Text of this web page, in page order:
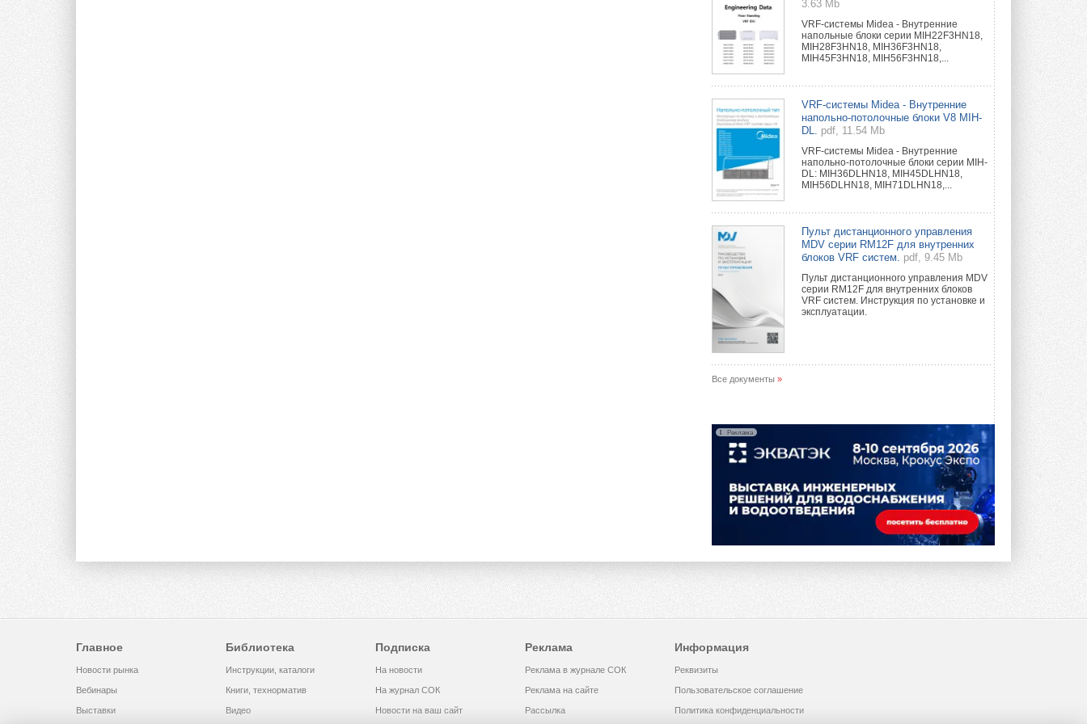
3.63 Mb
VRF-системы Midea - Внутренние
напольные блоки серии MIH22F3HN18,
MIH28F3HN18, MIH36F3HN18,
MIH45F3HN18, MIH56F3HN18,...
VRF-системы Midea - Внутренние
напольно-потолочные блоки V8 MIH-
DL.
pdf, 11.54 Mb
VRF-системы Midea - Внутренние
напольно-потолочные блоки серии MIH-
DL: MIH36DLHN18, MIH45DLHN18,
MIH56DLHN18, MIH71DLHN18,...
Пульт дистанционного управления
MDV серии RM12F для внутренних
блоков VRF систем.
pdf, 9.45 Mb
Пульт дистанционного управления MDV
серии RM12F для внутренних блоков
VRF систем. Инструкция по установке и
эксплуатации.
Все документы »
Реклама
Главное
Новости рынка
Вебинары
Выставки
Библиотека
Инструкции, каталоги
Книги, технорматив
Видео
Подписка
На новости
На журнал СОК
Новости на ваш сайт
Реклама
Реклама в журнале СОК
Реклама на сайте
Рассылка
Информация
Реквизиты
Пользовательское соглашение
Политика конфиденциальности